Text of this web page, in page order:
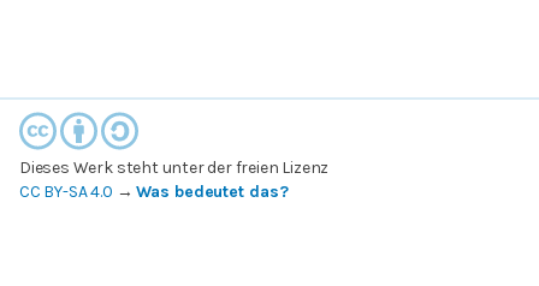
Dieses Werk steht unter der freien Lizenz
CC BY-SA 4.0 →Was bedeutet das?